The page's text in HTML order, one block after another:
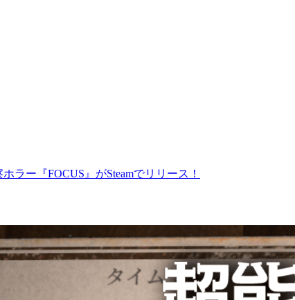
ラー『FOCUS』がSteamでリリース！